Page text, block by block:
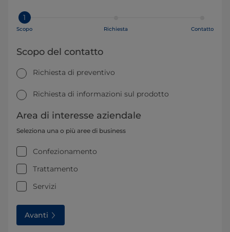
1
Scopo Richiesta Contatto
Scopo del contatto
Richiesta di preventivo
Richiesta di informazioni sul prodotto
Area di interesse aziendale
Seleziona una o più aree di business
Confezionamento
Trattamento
Servizi
Avanti